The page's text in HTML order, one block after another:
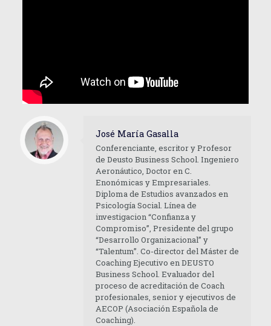
José María Gasalla
Conferenciante, escritor y Profesor
de Deusto Business School. Ingeniero
Aeronáutico, Doctor en C.
Enonómicas y Empresariales.
Diploma de Estudios avanzados en
Psicología Social. Línea de
investigacion “Confianza y
Compromiso”, Presidente del grupo
“Desarrollo Organizacional” y
“Talentum”. Co-director del Máster de
Coaching Ejecutivo en DEUSTO
Business School. Evaluador del
proceso de acreditación de Coach
profesionales, senior y ejecutivos de
AECOP (Asociación Española de
Coaching).